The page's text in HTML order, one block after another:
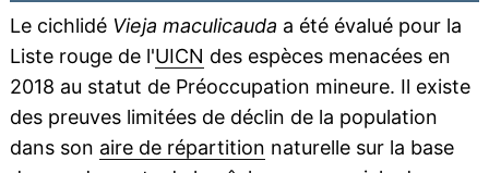
Le cichlidé Vieja maculicauda a été évalué pour la
Liste rouge de l'UICN des espèces menacées en
2018 au statut de Préoccupation mineure. Il existe
des preuves limitées de déclin de la population
dans son aire de répartition naturelle sur la base